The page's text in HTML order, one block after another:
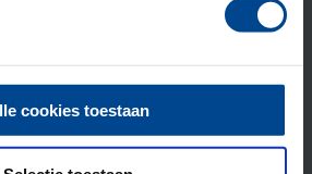
cookies toestaan
innovatieve leider hangt niet